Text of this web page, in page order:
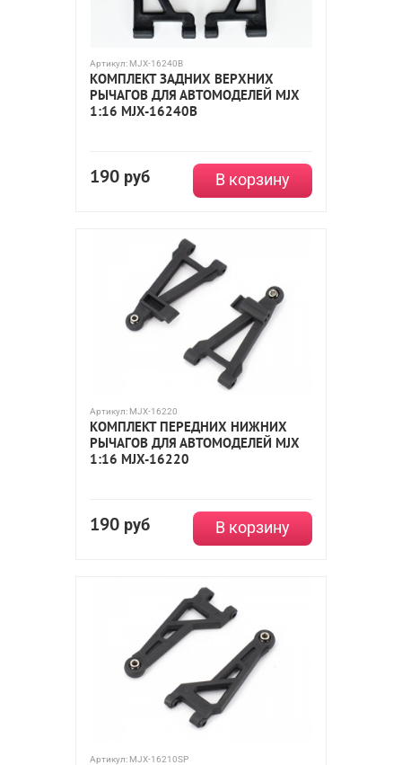
Артикул: MJX-16240B
КОМПЛЕКТ ЗАДНИХ ВЕРХНИХ
РЫЧАГОВ ДЛЯ АВТОМОДЕЛЕЙ MJX
1:16 MJX-16240B
190 руб В корзину
Артикул: MJX-16220
КОМПЛЕКТ ПЕРЕДНИХ НИЖНИХ
РЫЧАГОВ ДЛЯ АВТОМОДЕЛЕЙ MJX
1:16 MJX-16220
190 руб В корзину
Артикул: MJX-16210SP